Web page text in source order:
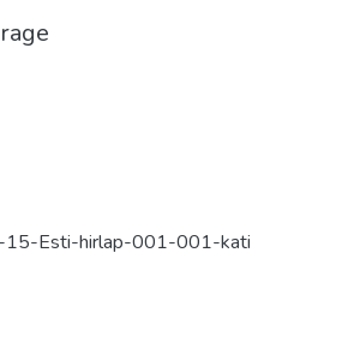
Esti-hirlap-001-001-kati